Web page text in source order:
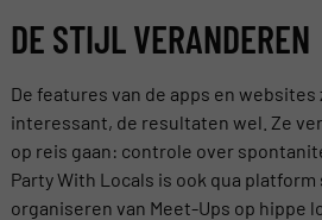
DE STIJL VERANDEREN
De features van de apps en
interessant, de resultaten wel. Ze
op reis gaan: controle over
Party With Locals is ook qua
organiseren van Meet-Ups op hippe